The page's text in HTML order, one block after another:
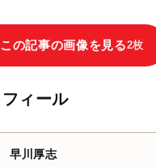
この記事の画像を見る2枚
ィール
早川厚志